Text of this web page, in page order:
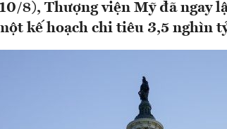
8), Thượng viện Mỹ đã ngay
kế hoạch chi tiêu 3,5 nghìn